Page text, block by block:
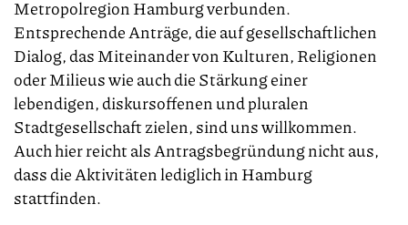
Metropolregion Hamburg verbunden.
Entsprechende Anträge, die auf gesellschaftlichen
Dialog, das Miteinander von Kulturen, Religionen
oder Milieus wie auch die Stärkung einer
lebendigen, diskursoffenen und pluralen
Stadtgesellschaft zielen, sind uns willkommen.
Auch hier reicht als Antragsbegründung nicht aus,
dass die Aktivitäten lediglich in Hamburg
stattfinden.